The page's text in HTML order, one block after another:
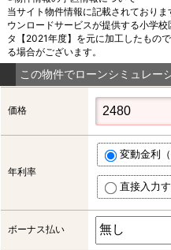
当サイト物件情報に記載されており
ウンロードサービスが提供する小学
タ【2021年度】を元に加工したもの
る場合がございます。
この物件でローンシミュレー
価格
年利率
変動金利
直接入力
ボーナス払い